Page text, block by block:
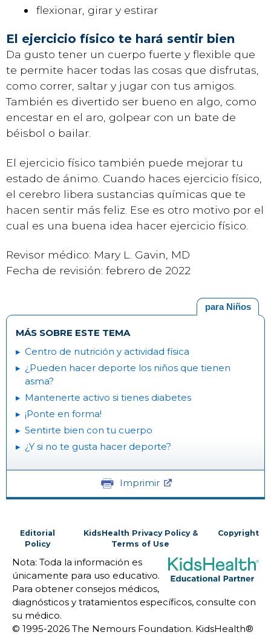
flexionar, girar y estirar
El ejercicio físico te hará sentir bien
Da gusto tener un cuerpo fuerte y flexible que
te permite hacer todas las cosas que disfrutas,
como correr, saltar y jugar con tus amigos.
También es divertido ser bueno en algo, como
encestar en el aro, golpear con un bate de
béisbol o bailar.
El ejercicio físico también puede mejorar tu
estado de ánimo. Cuando haces ejercicio físico,
el cerebro libera sustancias químicas que te
hacen sentir más feliz. Ese es otro motivo por el
cual es una buena idea hacer ejercicio físico.
Revisor médico: Mary L. Gavin, MD
Fecha de revisión: febrero de 2022
para Niños
MÁS SOBRE ESTE TEMA
Centro de nutrición y actividad física
¿Pueden hacer deporte los niños que tienen
asma?
Mantenerte activo si tienes diabetes
¡Ponte en forma!
Sentirte bien con tu cuerpo
¿Y si no te gusta hacer deporte?
Imprimir
Editorial
Policy
KidsHealth Privacy Policy &
Terms of Use
Copyright
Nota: Toda la información es
únicamente para uso educativo.
Para obtener consejos médicos,
diagnósticos y tratamientos específicos, consulte con
su médico.
© 1995-2026 The Nemours Foundation. KidsHealth®